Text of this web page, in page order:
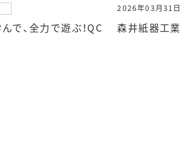
で、全力で遊ぶ！QC
2026年03月31日
森井紙器工